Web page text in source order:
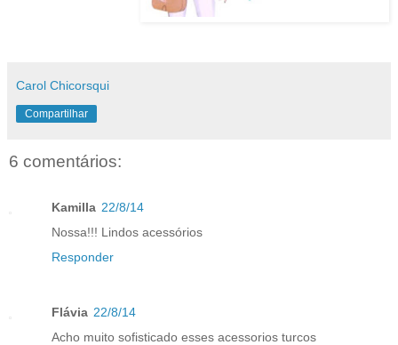
Carol Chicorsqui
Compartilhar
6 comentários:
Kamilla 22/8/14
Nossa!!! Lindos acessórios
Responder
Flávia 22/8/14
Acho muito sofisticado esses acessorios turcos